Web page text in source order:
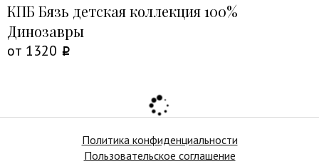
КПБ Бязь детская коллекция 100%
Динозавры
от 1320
Политика конфиденциальности
Пользовательское соглашение